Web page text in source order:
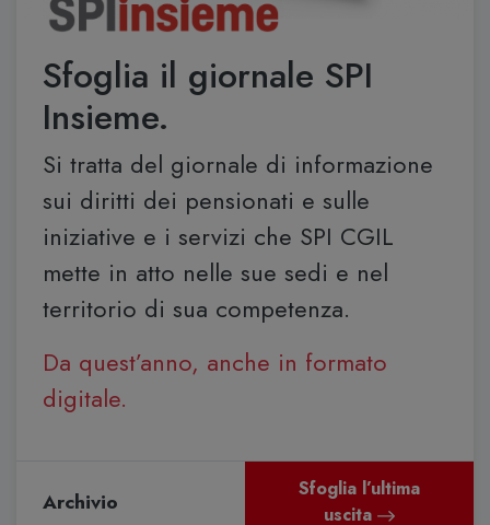
Sfoglia il giornale SPI
Insieme.
Si tratta del giornale di informazione
sui diritti dei pensionati e sulle
iniziative e i servizi che SPI CGIL
mette in atto nelle sue sedi e nel
territorio di sua competenza.
Da quest’anno, anche in formato
digitale.
Archivio
Sfoglia l’ultima
uscita